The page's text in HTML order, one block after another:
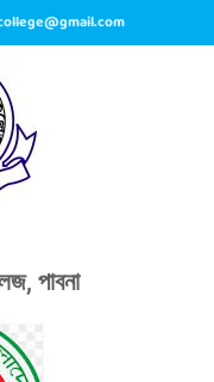
পাবনা